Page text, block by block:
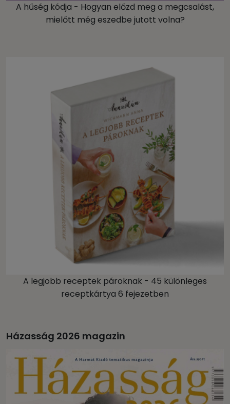
A hűség kódja - Hogyan előzd meg a megcsalást,
mielőtt még eszedbe jutott volna?
A legjobb receptek pároknak - 45 különleges
receptkártya 6 fejezetben
Házasság 2026 magazin